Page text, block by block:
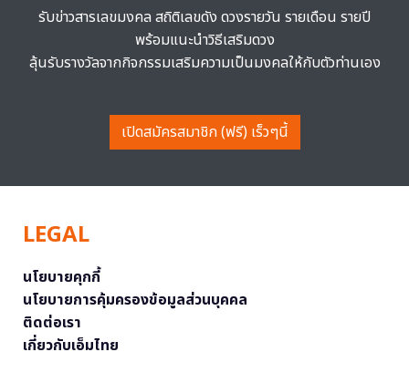
รับข่าวสารเลขมงคล สถิติเลขดัง ดวงรายวัน รายเดือน รายปี
พร้อมแนะนำวิธีเสริมดวง
ลุ้นรับรางวัลจากกิจกรรมเสริมความเป็นมงคลให้กับตัวท่านเอง
เปิดสมัครสมาชิก (ฟรี) เร็วๆนี้
LEGAL
นโยบายคุกกี้
นโยบายการคุ้มครองข้อมูลส่วนบุคคล
ติดต่อเรา
เกี่ยวกับเอ็มไทย